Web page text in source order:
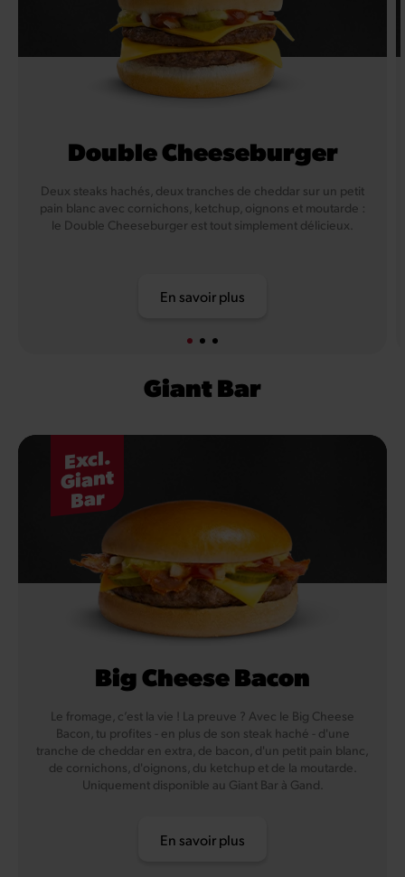
Double Cheeseburger
Deux steaks hachés, deux tranches de cheddar sur un petit
pain blanc avec cornichons, ketchup, oignons et moutarde :
le Double Cheeseburger est tout simplement délicieux.
En savoir plus
Giant Bar
Excl.
Giant
Bar
Big Cheese Bacon
Le fromage, c’est la vie ! La preuve ? Avec le Big Cheese
Bacon, tu profites - en plus de son steak haché - d'une
tranche de cheddar en extra, de bacon, d'un petit pain blanc,
de cornichons, d'oignons, du ketchup et de la moutarde.
Uniquement disponible au Giant Bar à Gand.
En savoir plus